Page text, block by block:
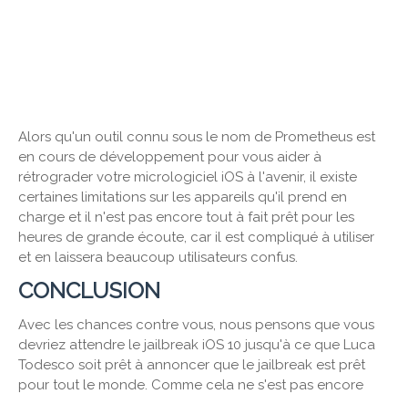
Alors qu'un outil connu sous le nom de Prometheus est
en cours de développement pour vous aider à
rétrograder votre micrologiciel iOS à l'avenir, il existe
certaines limitations sur les appareils qu'il prend en
charge et il n'est pas encore tout à fait prêt pour les
heures de grande écoute, car il est compliqué à utiliser
et en laissera beaucoup utilisateurs confus.
CONCLUSION
Avec les chances contre vous, nous pensons que vous
devriez attendre le jailbreak iOS 10 jusqu'à ce que Luca
Todesco soit prêt à annoncer que le jailbreak est prêt
pour tout le monde. Comme cela ne s'est pas encore